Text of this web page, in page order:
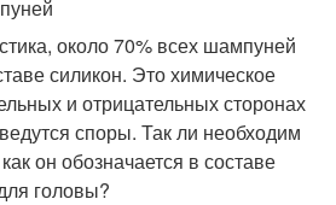
около 70% всех шампуней
силикон. Это химическое
и отрицательных сторонах
споры. Так ли необходим
он обозначается в составе
головы?